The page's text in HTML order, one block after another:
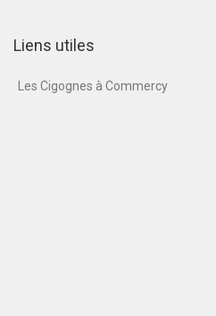
Liens utiles
Les Cigognes à Commercy